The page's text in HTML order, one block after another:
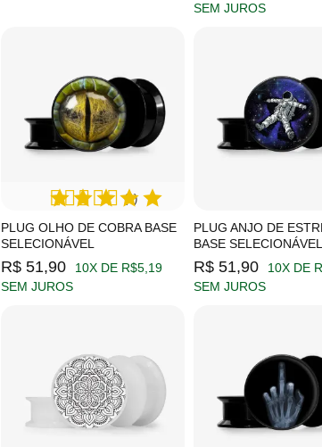
SEM JUROS
PLUG OLHO DE COBRA BASE
SELECIONÁVEL
(1)
R$ 51,90
10X DE R$5,19
SEM JUROS
PLUG ANJO DE
BASE SELECIONÁVEL
R$ 51,90
10X DE
SEM JUROS